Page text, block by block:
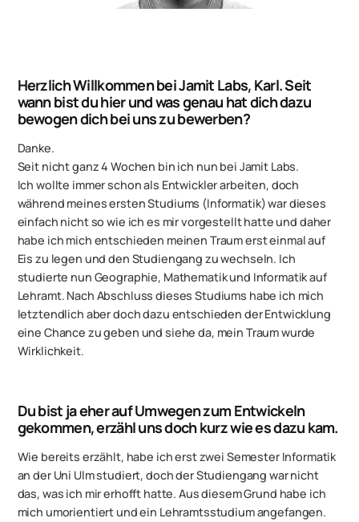
Herzlich Willkommen bei Jamit Labs, Karl. Seit
wann bist du hier und was genau hat dich dazu
bewogen dich bei uns zu bewerben?
Danke.
Seit nicht ganz 4 Wochen bin ich nun bei Jamit Labs.
Ich wollte immer schon als Entwickler arbeiten, doch
während meines ersten Studiums (Informatik) war dieses
einfach nicht so wie ich es mir vorgestellt hatte und daher
habe ich mich entschieden meinen Traum erst einmal auf
Eis zu legen und den Studiengang zu wechseln. Ich
studierte nun Geographie, Mathematik und Informatik auf
Lehramt. Nach Abschluss dieses Studiums habe ich mich
letztendlich aber doch dazu entschieden der Entwicklung
eine Chance zu geben und siehe da, mein Traum wurde
Wirklichkeit.
Du bist ja eher auf Umwegen zum Entwickeln
gekommen, erzähl uns doch kurz wie es dazu kam.
Wie bereits erzählt, habe ich erst zwei Semester Informatik
an der Uni Ulm studiert, doch der Studiengang war nicht
das, was ich mir erhofft hatte. Aus diesem Grund habe ich
mich umorientiert und ein Lehramtsstudium angefangen.